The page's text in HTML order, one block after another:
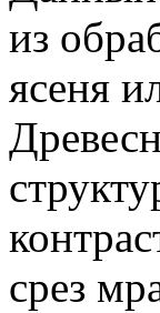
из
ясеня
срез